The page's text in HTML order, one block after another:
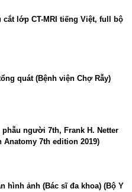
cắt lớp CT-MRI tiếng Việt, full bộ
quát (Bệnh viện Chợ Rẫy)
phẫu người 7th, Frank H. Netter
Anatomy 7th edition 2019)
hình ảnh (Bác sĩ đa khoa) (Bộ Y